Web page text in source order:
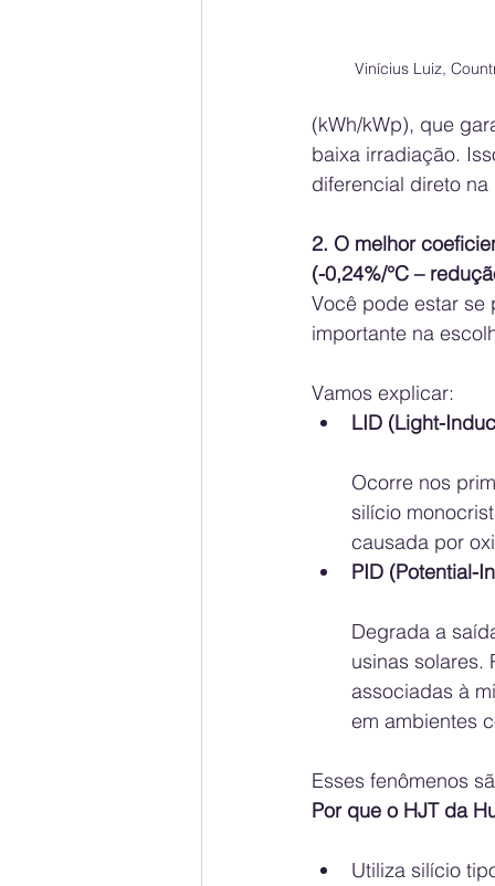
Vinícius Luiz,
(kWh/kWp), que
baixa irradiação.
diferencial direto
2. O melhor
(-0,24%/°C –
Você pode estar se
importante na
Vamos explicar:
LID (Light-
Ocorre nos
silício
causada por
PID (Potential-
Degrada a
usinas
associadas à
em ambientes
Esses fenômenos
Por que o HJT da
Utiliza silício